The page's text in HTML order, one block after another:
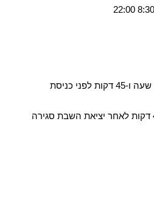
יום ו':פתיחה 7.00 סגירה שעה ו-45 דקות לפני כניסת
מוצ"ש: פתיחה שעה ו-45 דקות לאחר יציאת השבת סגירה